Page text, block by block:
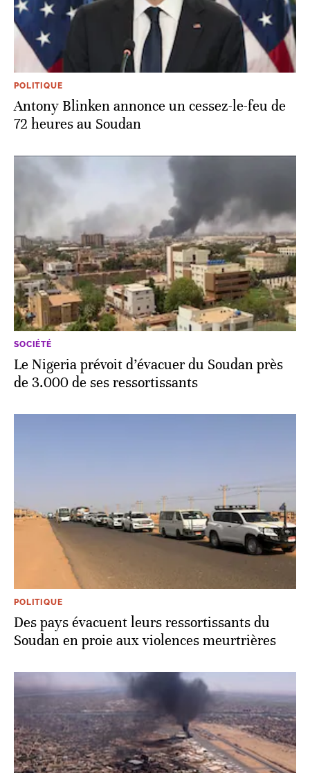
POLITIQUE
Antony Blinken annonce un cessez-le-feu de
72 heures au Soudan
SOCIÉTÉ
Le Nigeria prévoit d’évacuer du Soudan près
de 3.000 de ses ressortissants
POLITIQUE
Des pays évacuent leurs ressortissants du
Soudan en proie aux violences meurtrières